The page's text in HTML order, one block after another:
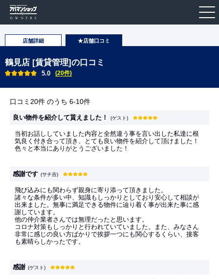
店舗詳細 ★店舗口コミ
鶴見店 [賃貸管理]の口コミ
5.0 (20件)
口コミ20件 のうち 6-10件
良い物件を紹介して貰えました！ (ゲスト)
当初お話ししていました内容と全然違う事を言い出した私達に根
気良く付き合って頂き、とても良い物件を紹介して頂けました！
色々と本当にありがとうございました！
感謝です (サチ吉)
飛び込みにも関わらず親身に寄り添って頂きました。
諸々な条件が多い中、知識もしっかりとしており安心して相談が
出来ました。無事に満足できる物件に辿り着く事が出来た事に感
謝しています。
他の仲介業者さんでは無理だったと思います。
コロナ対策もしっかりと行われていていました。また、みなさん
非常に感じの良い方ばかりで挨拶一つにも関心するくらい、接客
も素晴らしかったです。
感謝 (ゲスト)